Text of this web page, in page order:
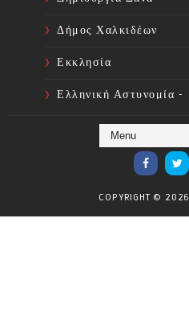
Δήμος Χαλκιδέων
Εκκλησία
Ελληνική Αστυνομία -
Ενόργανη Γυμναστική
COPYRIGHT © 2026